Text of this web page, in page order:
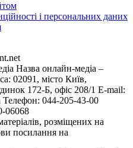
і персональних даних
Назва онлайн-медіа –
02091, місто Київ,
172-Б, офіс 208/1 E-mail:
Телефон: 044-205-43-00
06068
розміщених на
посилання на